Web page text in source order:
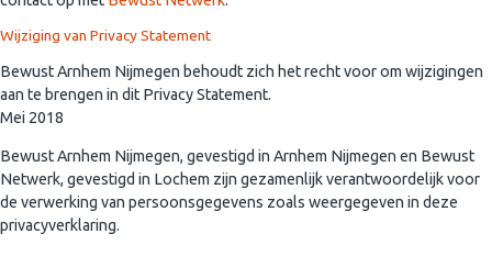
Wijziging van Privacy Statement
Bewust Arnhem Nijmegen behoudt zich het recht voor om wijzigingen
aan te brengen in dit Privacy Statement.
Mei 2018
Bewust Arnhem Nijmegen, gevestigd in Arnhem Nijmegen en Bewust
Netwerk, gevestigd in Lochem zijn gezamenlijk verantwoordelijk voor
de verwerking van persoonsgegevens zoals weergegeven in deze
privacyverklaring.